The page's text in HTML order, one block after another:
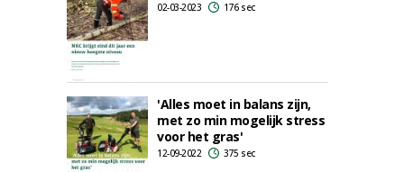
02-03-2023 176 sec
'Alles moet in balans zijn,
met zo min mogelijk stress
voor het gras'
12-09-2022 375 sec